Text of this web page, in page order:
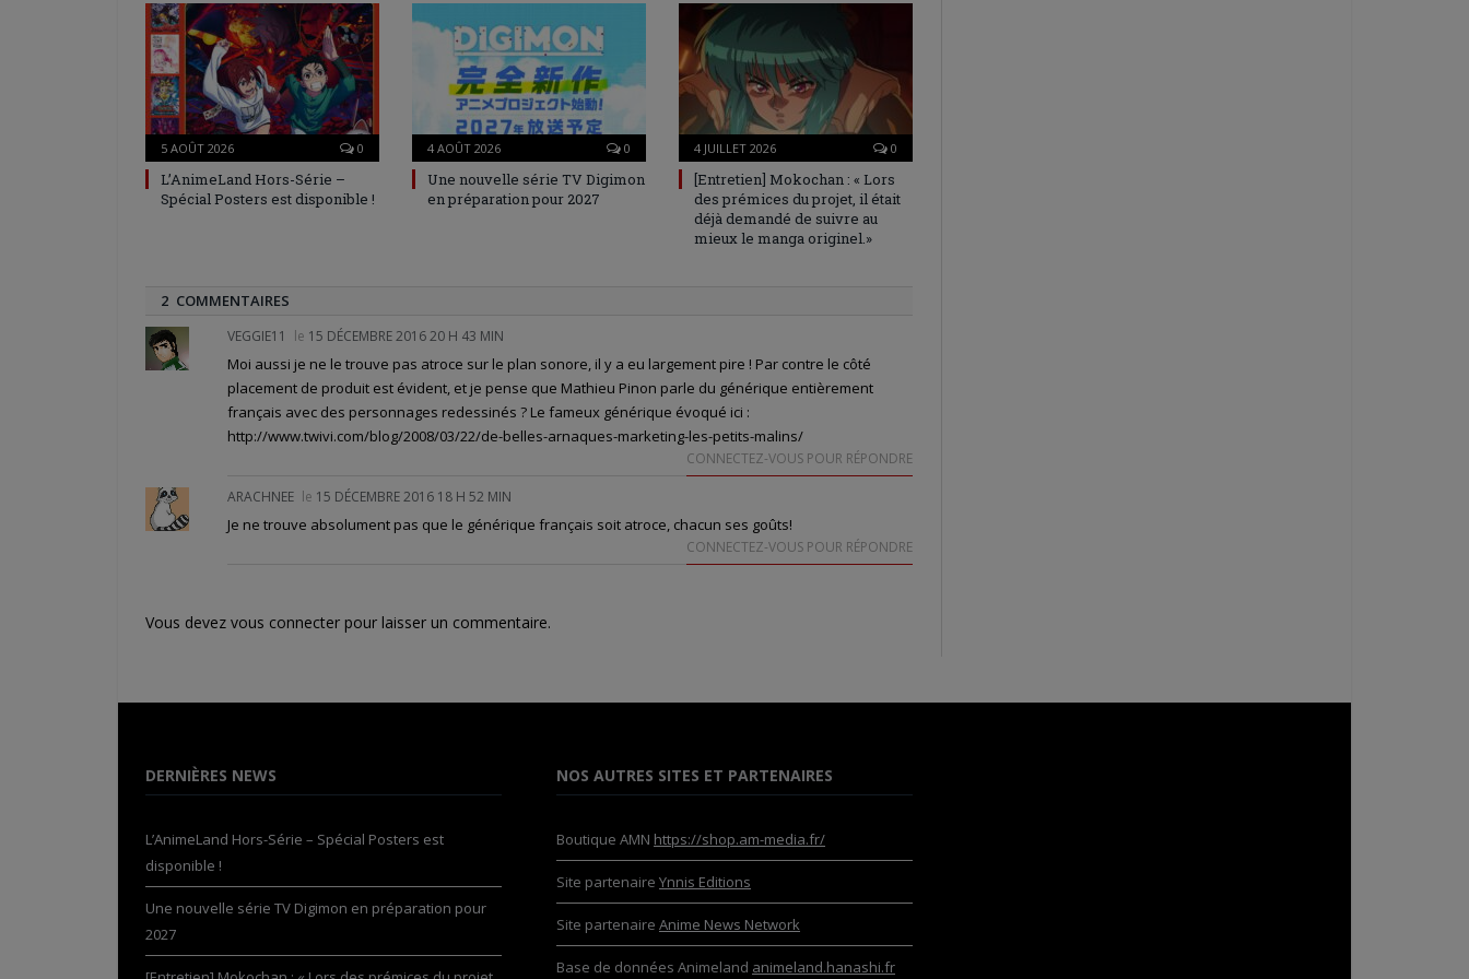
5 AOÛT 2026 0
L’AnimeLand Hors-Série –
Spécial Posters est disponible !
4 AOÛT 2026 0
Une nouvelle série TV Digimon
en préparation pour 2027
4 JUILLET 2026 0
[Entretien] Mokochan : « Lors
des prémices du projet, il était
déjà demandé de suivre au
mieux le manga originel.»
2 COMMENTAIRES
VEGGIE11 le 15 DÉCEMBRE 2016 20 H 43 MIN
Moi aussi je ne le trouve pas atroce sur le plan sonore, il y a eu largement pire ! Par contre le côté
placement de produit est évident, et je pense que Mathieu Pinon parle du générique entièrement
français avec des personnages redessinés ? Le fameux générique évoqué ici :
http://www.twivi.com/blog/2008/03/22/de-belles-arnaques-marketing-les-petits-malins/
CONNECTEZ-VOUS POUR RÉPONDRE
ARACHNEE le 15 DÉCEMBRE 2016 18 H 52 MIN
Je ne trouve absolument pas que le générique français soit atroce, chacun ses goûts!
CONNECTEZ-VOUS POUR RÉPONDRE
Vous devez vous connecter pour laisser un commentaire.
DERNIÈRES NEWS
L’AnimeLand Hors-Série – Spécial Posters est
disponible !
Une nouvelle série TV Digimon en préparation pour
2027
NOS AUTRES SITES ET PARTENAIRES
Boutique AMN https://shop.am-media.fr/
Site partenaire Ynnis Editions
Site partenaire Anime News Network
Base de données Animeland animeland.hanashi.fr